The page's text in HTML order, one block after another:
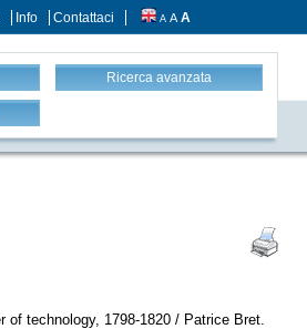
Info Contattaci A A A
Ricerca avanzata